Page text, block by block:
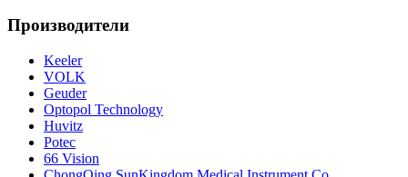
Производители
Keeler
VOLK
Geuder
Optopol Technology
Huvitz
Potec
66 Vision